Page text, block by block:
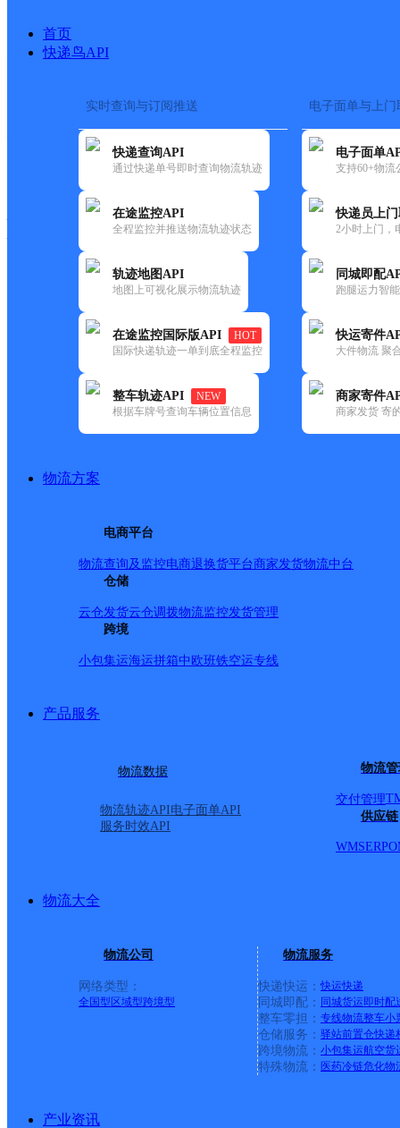
首页
快递鸟API
实时查询与订阅推送
快递查询API
通过快递单号即时查询物流轨迹
在途监控API
全程监控并推送物流轨迹状态
轨迹地图API
地图上可视化展示物流轨迹
在途监控国际版API
HOT
国际快递轨迹一单到底全程监控
整车轨迹API
NEW
根据车牌号查询车辆位置信息
电子面单与上门
电子面单
支持60+物流
快递员上
2小时上门，
同城即配
跑腿运力智
快运寄件
大件物流 聚
商家寄件
商家发货 寄
物流方案
电商平台
物流查询及监控电商退换货平台商家发货物流中台
仓储
云仓发货云仓调拨物流监控发货管理
跨境
小包集运海运拼箱中欧班铁空运专线
产品服务
物流数据
物流轨迹API电子面单API
服务时效API
物流
交付管理
供应链
WMSERP
物流大全
物流公司
网络类型：
全国型 区域型跨境型
物流服务
快递快运： 快运快递
同城即配： 同城货运即时配
整车零担： 专线物流整车小
仓储服务： 驿站前置仓快递
跨境物流： 小包集运航空货
特殊物流： 医药冷链危化物
产业资讯
快运大全 快递时效
极兔
红河蒙自红河学院网点
更新时间：2021-11-26 00:00:00
所属快递：极兔速递
所属区域：云南省-红河哈尼族彝族自治州-蒙自市
网点地址：红河哈尼族彝族自治州蒙自市新安所镇大新寨
网点负责人：